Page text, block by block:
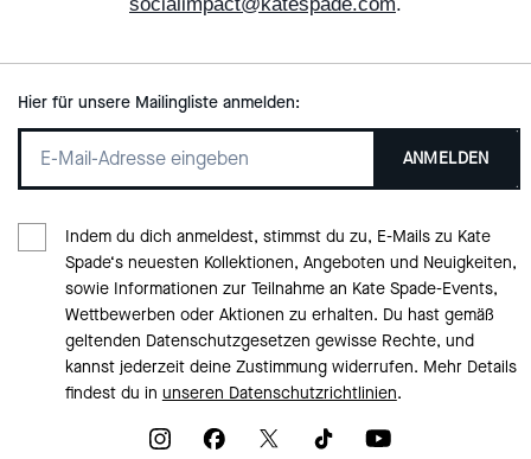
Hier für unsere Mailingliste anmelden:
ANMELDEN
Indem du dich anmeldest, stimmst du zu, E-Mails zu Kate
Spade‘s neuesten Kollektionen, Angeboten und Neuigkeiten,
sowie Informationen zur Teilnahme an Kate Spade-Events,
Wettbewerben oder Aktionen zu erhalten. Du hast gemäß
geltenden Datenschutzgesetzen gewisse Rechte, und
kannst jederzeit deine Zustimmung widerrufen. Mehr Details
findest du in unseren Datenschutzrichtlinien.